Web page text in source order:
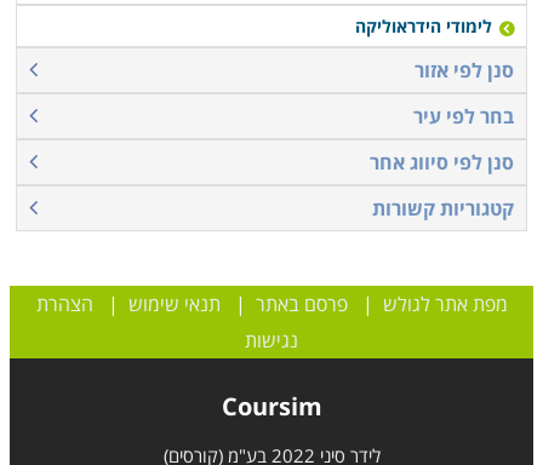
לימודי הידראוליקה
סנן לפי אזור
בחר לפי עיר
סנן לפי סיווג אחר
קטגוריות קשורות
מפת אתר לגולש |פרסם באתר | תנאי שימוש | הצהרת
נגישות
Coursim
לידר סיני 2022 בע"מ (קורסים)